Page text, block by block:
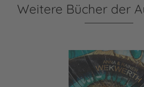
Weitere Bücher der